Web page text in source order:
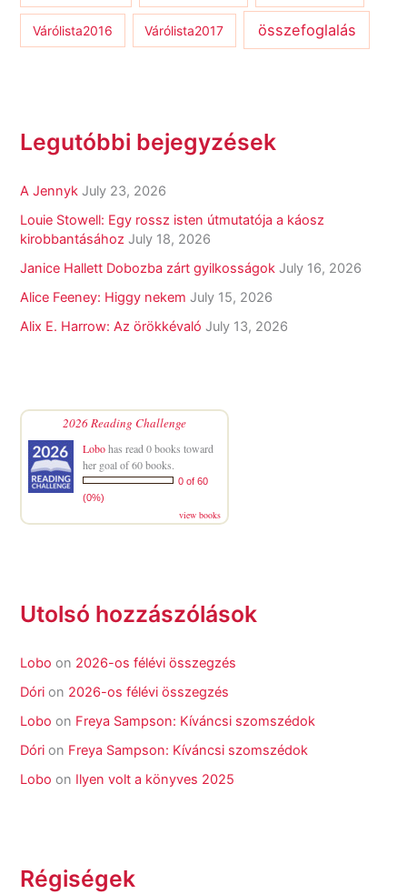
Várólista2016 Várólista2017 összefoglalás
Legutóbbi bejegyzések
A Jennyk July 23, 2026
Louie Stowell: Egy ​rossz isten útmutatója a káosz
kirobbantásához July 18, 2026
Janice Hallett Dobozba zárt gyilkosságok July 16, 2026
Alice Feeney: Higgy nekem July 15, 2026
Alix E. Harrow: Az örökkévaló July 13, 2026
2026 Reading Challenge
Lobohas read 0 books toward
her goal of 60 books.
0 of 60
(0%)
view books
Utolsó hozzászólások
Lobo on 2026-os félévi összegzés
Dóri on 2026-os félévi összegzés
Lobo on Freya Sampson: Kíváncsi szomszédok
Dóri on Freya Sampson: Kíváncsi szomszédok
Lobo on Ilyen volt a könyves 2025
Régiségek